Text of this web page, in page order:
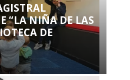
“LA NIÑA DE LAS
DE